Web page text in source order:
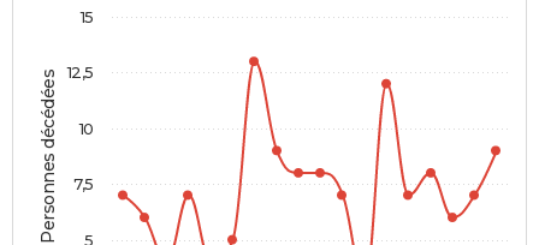
Personnes décédées 5
7,5
10
12,5
15